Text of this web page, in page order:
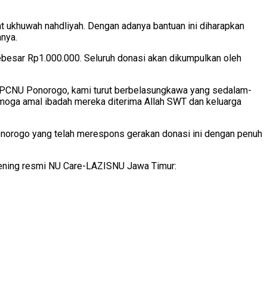
nahdliyah. Dengan adanya bantuan ini diharapkan
Rp1.000.000. Seluruh donasi akan dikumpulkan oleh
Ponorogo, kami turut berbelasungkawa yang sedalam-
amal ibadah mereka diterima Allah SWT dan keluarga
yang telah merespons gerakan donasi ini dengan penuh
resmi NU Care-LAZISNU Jawa Timur: